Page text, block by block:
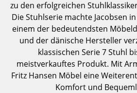
Regale & Schränke
Bücherregale
Wandregale
Sideboards & Kommoden
zu den erfolgreichen
Die Stuhlserie machte Jacobsen
einem der bedeutendsten
und der dänische Hersteller
klassischen Serie 7 Stuhl
meistverkauftes Produkt. Mit
Fritz Hansen Möbel eine
Komfort und